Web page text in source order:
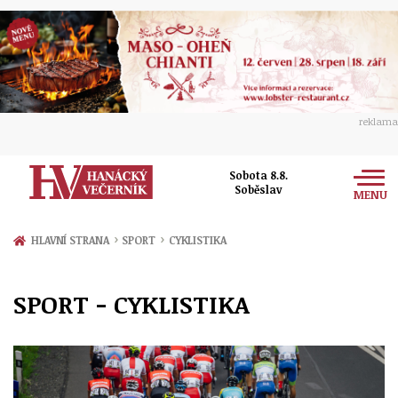
reklama
Sobota 8.8.
Soběslav
MENU
Zprávy
Přerov
Politika
Ekonomika
Kultura
Hudba
Společnost
Ženy
Sport
HLAVNÍ STRANA › SPORT › CYKLISTIKA
SPORT - CYKLISTIKA